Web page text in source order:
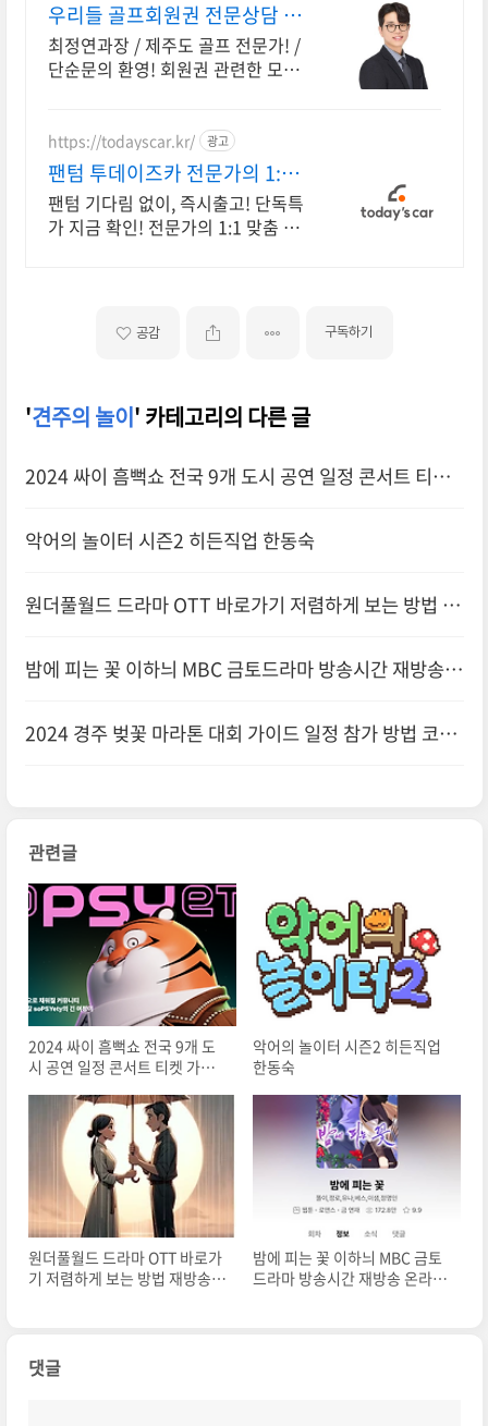
우리들 골프회원권 전문상담 시
세, 매물정보, 전문상담
최정연과장 / 제주도 골프 전문가! /
단순문의 환영! 회원권 관련한 모든
https://todayscar.kr/ 광고
팬텀 투데이즈카 전문가의 1:1
맞춤 컨설팅
팬텀 기다림 없이, 즉시출고! 단독특
가 지금 확인! 전문가의 1:1 맞춤 컨
공감 구독하기
'견주의 놀이' 카테고리의 다른 글
2024 싸이 흠뻑쇼 전국 9개 도시 공연 일정 콘서트 티켓
악어의 놀이터 시즌2 히든직업 한동숙
원더풀월드 드라마 OTT 바로가기 저렴하게 보는 방법 재
밤에 피는 꽃 이하늬 MBC 금토드라마 방송시간 재방송
2024 경주 벚꽃 마라톤 대회 가이드 일정 참가 방법 코스
관련글
2024 싸이 흠뻑쇼 전국 9개 도
시 공연 일정 콘서트 티켓 가격
악어의 놀이터 시즌2 히든직업
한동숙
원더풀월드 드라마 OTT 바로가
기 저렴하게 보는 방법 재방송
밤에 피는 꽃 이하늬 MBC 금토
드라마 방송시간 재방송 온라인
댓글